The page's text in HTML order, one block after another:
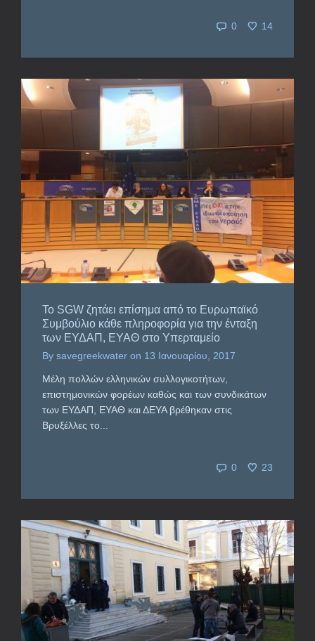
0 14
Το SGW ζητάει επίσημα από το Ευρωπαϊκό
Συμβούλιο κάθε πληροφορία για την ένταξη
των ΕΥΔΑΠ, ΕΥΑΘ στο Υπερταμείο
By savegreekwater on 13 Ιανουαρίου, 2017
Μέλη πολλών ελληνικών συλλογικοτήτων,
επιστημονικών φορέων καθώς και των συνδικάτων
των ΕΥΔΑΠ, ΕΥΑΘ και ΔΕΥΑ βρέθηκαν στις
Βρυξέλλες το...
0 23